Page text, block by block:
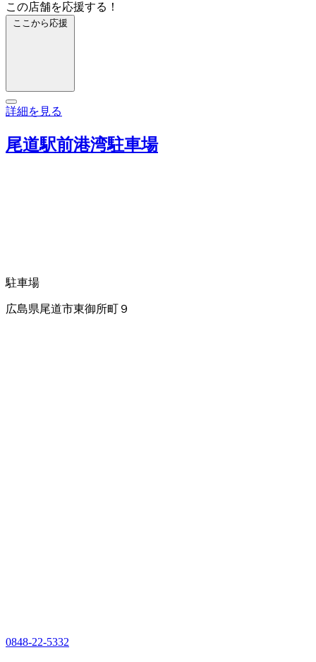
この店舗を応援する！
ここから応援
詳細を見る
尾道駅前港湾駐車場
駐車場
広島県尾道市東御所町９
0848-22-5332